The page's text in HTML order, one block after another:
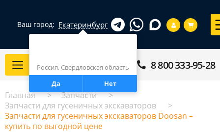
Ваш город: Екатеринбург
Россия, Свердловская область
Да
Нет
Каталог 8 800 333-95-28
Главная
Запчасти
Запчасти для гусеничных экскаваторов
Запчасти для гусеничных экскаваторов Doosan –
купить по выгодной цене